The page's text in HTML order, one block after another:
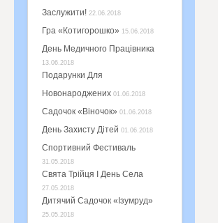
Заслужити! 22.06.2018
Гра «Котигорошко» 15.06.2018
День Медичного Працівника
13.06.2018
Подарунки Для
Новонароджених 01.06.2018
Садочок «Віночок» 01.06.2018
День Захисту Дітей 01.06.2018
Спортивний Фестиваль
31.05.2018
Свята Трійця І День Села
27.05.2018
Дитячий Садочок «Ізумруд»
25.05.2018